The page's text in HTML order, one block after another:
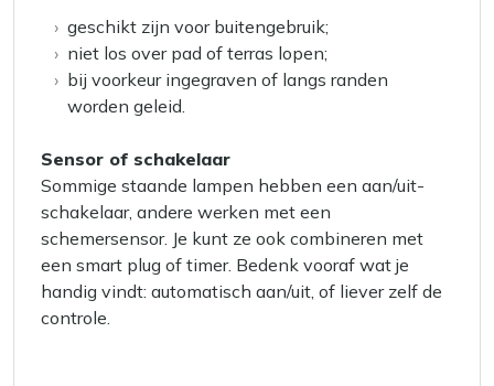
geschikt zijn voor buitengebruik;
niet los over pad of terras lopen;
bij voorkeur ingegraven of langs randen
worden geleid.
Sensor of schakelaar
Sommige staande lampen hebben een aan/uit-
schakelaar, andere werken met een
schemersensor. Je kunt ze ook combineren met
een smart plug of timer. Bedenk vooraf wat je
handig vindt: automatisch aan/uit, of liever zelf de
controle.